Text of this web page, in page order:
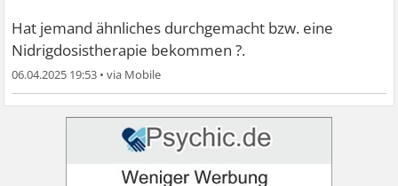
Hat jemand ähnliches durchgemacht bzw. eine
Nidrigdosistherapie bekommen ?.
06.04.2025 19:53 •